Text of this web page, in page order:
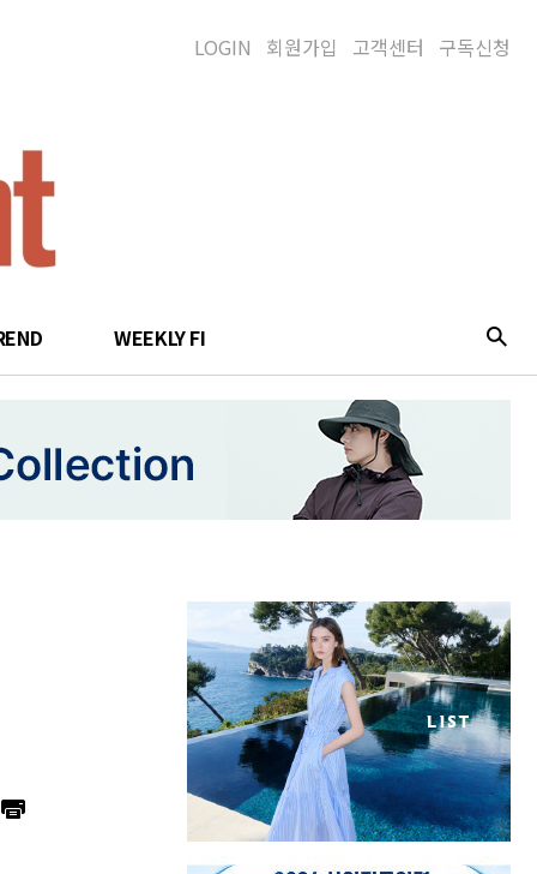
WEEKLY FI
LOGIN 회원가입 고객센터 구독신청